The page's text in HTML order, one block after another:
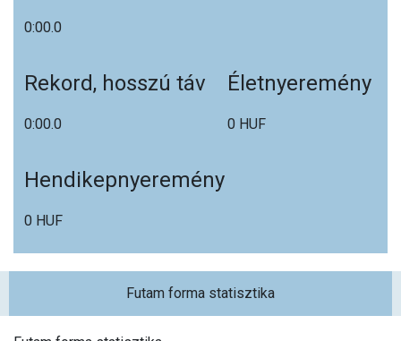
0:00.0
Rekord, hosszú táv
0:00.0
Életnyeremény
0 HUF
Hendikepnyeremény
0 HUF
Futam forma statisztika